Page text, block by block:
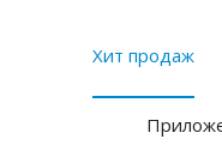
Хит продаж